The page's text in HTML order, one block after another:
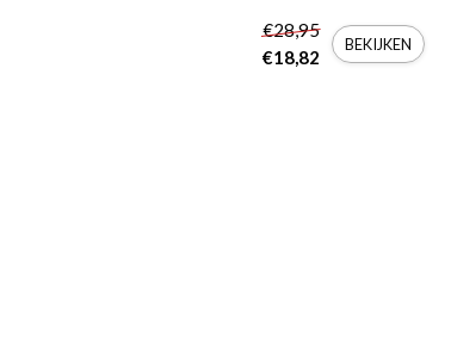
€28,95
€18,82
BEKIJKEN